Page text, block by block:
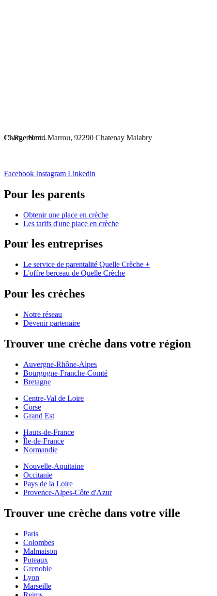
Chargement...
15 Rue Henri Marrou, 92290 Chatenay Malabry
Facebook Instagram Linkedin
Pour les parents
Obtenir une place en crèche
Les tarifs d'une place en crèche
Pour les entreprises
Le service de parentalité Quelle Crèche +
L'offre berceau de Quelle Crèche
Pour les crèches
Notre réseau
Devenir partenaire
Trouver une crèche dans votre région
Auvergne-Rhône-Alpes
Bourgogne-Franche-Comté
Bretagne
Centre-Val de Loire
Corse
Grand Est
Hauts-de-France
Île-de-France
Normandie
Nouvelle-Aquitaine
Occitanie
Pays de la Loire
Provence-Alpes-Côte d'Azur
Trouver une crèche dans votre ville
Paris
Colombes
Malmaison
Puteaux
Grenoble
Lyon
Marseille